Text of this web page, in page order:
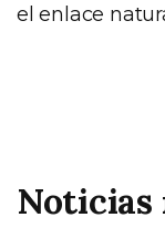
el enlace
Noticias